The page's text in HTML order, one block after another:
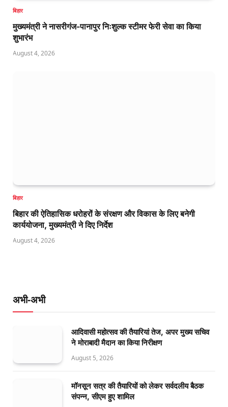
बिहार
मुख्यमंत्री ने नासरीगंज-पानापुर निःशुल्क स्टीमर फेरी सेवा का किया
शुभारंभ
August 4, 2026
बिहार
बिहार की ऐतिहासिक धरोहरों के संरक्षण और विकास के लिए बनेगी
कार्ययोजना, मुख्यमंत्री ने दिए निर्देश
August 4, 2026
अभी-अभी
आदिवासी महोत्सव की तैयारियां तेज, अपर मुख्य सचिव
ने मोराबादी मैदान का किया निरीक्षण
August 5, 2026
मॉनसून सत्र की तैयारियों को लेकर सर्वदलीय बैठक
संपन्न, सीएम हुए शामिल